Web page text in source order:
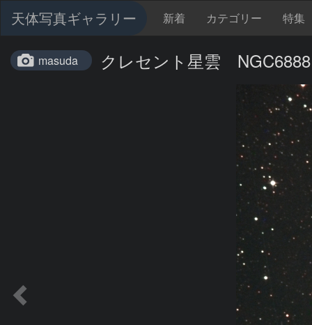
天体写真ギャラリー 新着 カテゴリー 特集
masuda クレセント星雲 NGC6888